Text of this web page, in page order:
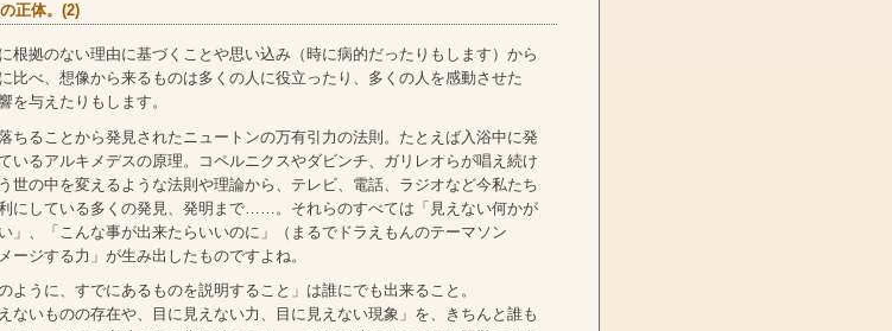
正体。(2)
根拠のない理由に基づくことや思い込み（時に病的だったりもします）から
比べ、想像から来るものは多くの人に役立ったり、多くの人を感動させた
を与えたりもします。
ちることから発見されたニュートンの万有引力の法則。たとえば入浴中に発
いるアルキメデスの原理。コペルニクスやダビンチ、ガリレオらが唱え続け
世の中を変えるような法則や理論から、テレビ、電話、ラジオなど今私たち
にしている多くの発見、発明まで……。それらのすべては「見えない何かが
」、「こんな事が出来たらいいのに」（まるでドラえもんのテーマソン
ージする力」が生み出したものですよね。
ように、すでにあるものを説明すること」は誰にでも出来ること。
ないものの存在や、目に見えない力、目に見えない現象」を、きちんと誰も